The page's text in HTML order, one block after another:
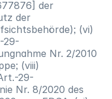
der
der
(vi)
29-
Nr. 2/2010
(viii)
29-
Nr. 8/2020 des